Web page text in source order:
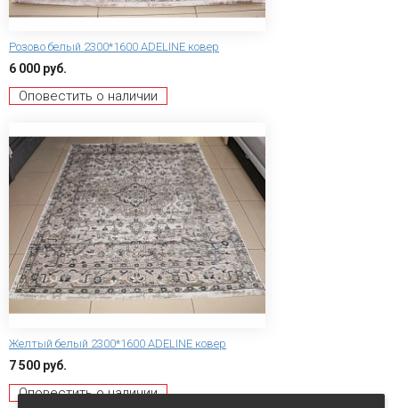
Розово белый 2300*1600 ADELINE ковер
6 000 руб.
Оповестить о наличии
Желтый белый 2300*1600 ADELINE ковер
7 500 руб.
Оповестить о наличии